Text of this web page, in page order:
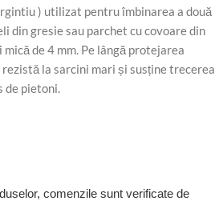
) utilizat pentru îmbinarea a două
din gresie sau parchet cu covoare din
de 4 mm. Pe lângă protejarea
la sarcini mari și susține trecerea
de pietoni.
comenzile sunt verificate de